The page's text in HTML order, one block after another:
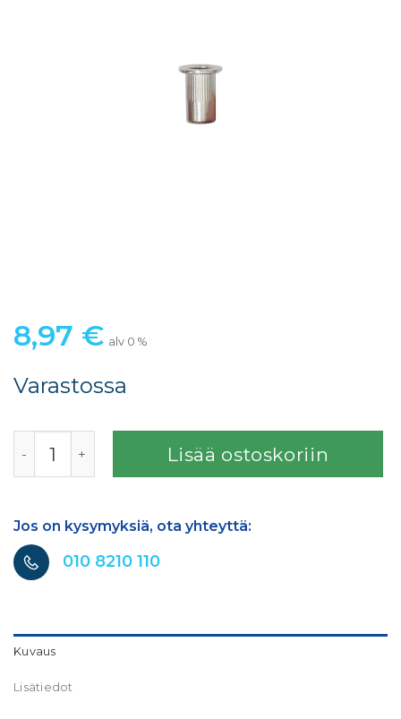
8,97 € alv 0 %
Varastossa
Lisää ostoskoriin
Jos on kysymyksiä, ota yhteyttä:
010 8210 110
Kuvaus
Lisätiedot